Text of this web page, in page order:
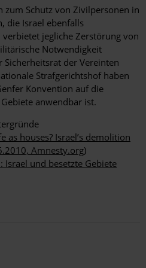
zum Schutz von Zivilpersonen in
die Israel ebenfalls
jegliche Zerstörung von
Notwendigkeit
der Vereinten
Strafgerichtshof haben
Konvention auf die
anwendbar ist.
as houses? Israel’s demolition
Amnesty.org)
Israel und besetzte Gebiete